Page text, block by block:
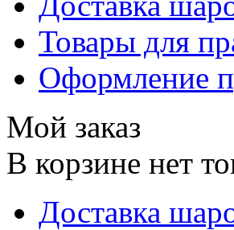
Товары для
Оформление
Мой заказ
В корзине нет
Доставка